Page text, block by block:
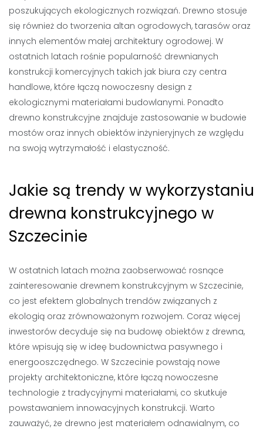
poszukujących ekologicznych rozwiązań. Drewno stosuje
się również do tworzenia altan ogrodowych, tarasów oraz
innych elementów małej architektury ogrodowej. W
ostatnich latach rośnie popularność drewnianych
konstrukcji komercyjnych takich jak biura czy centra
handlowe, które łączą nowoczesny design z
ekologicznymi materiałami budowlanymi. Ponadto
drewno konstrukcyjne znajduje zastosowanie w budowie
mostów oraz innych obiektów inżynieryjnych ze względu
na swoją wytrzymałość i elastyczność.
Jakie są trendy w wykorzystaniu
drewna konstrukcyjnego w
Szczecinie
W ostatnich latach można zaobserwować rosnące
zainteresowanie drewnem konstrukcyjnym w Szczecinie,
co jest efektem globalnych trendów związanych z
ekologią oraz zrównoważonym rozwojem. Coraz więcej
inwestorów decyduje się na budowę obiektów z drewna,
które wpisują się w ideę budownictwa pasywnego i
energooszczędnego. W Szczecinie powstają nowe
projekty architektoniczne, które łączą nowoczesne
technologie z tradycyjnymi materiałami, co skutkuje
powstawaniem innowacyjnych konstrukcji. Warto
zauważyć, że drewno jest materiałem odnawialnym, co